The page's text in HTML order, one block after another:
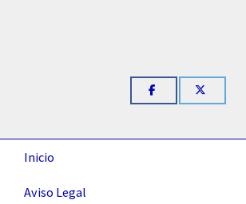
Inicio
Aviso Legal